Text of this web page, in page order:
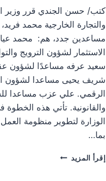
كتب/ حسن الجندي قرر وزير
مساعدين جدد، هم: محمد
الاستثمار لشؤون الترويج
سعيد عرفه مساعدًا لشؤون
شريف يحيى مساعدا لشؤون
الرقمي. علي عزب مساعدا
والقانونية. تأتي هذه
الوزارة لتطوير منظومة
بما…
إقرأ المزيد قرر